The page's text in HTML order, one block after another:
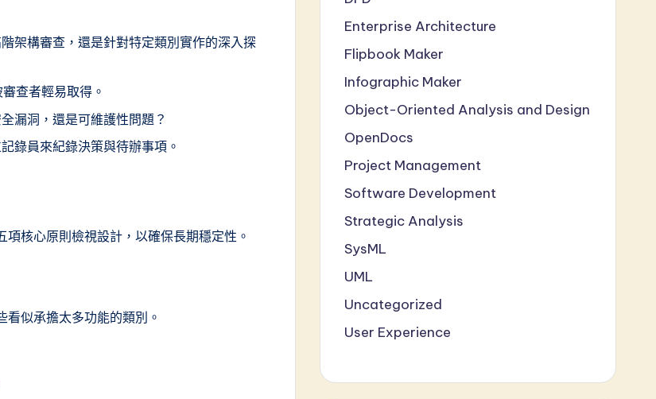
架構審查，還是針對特定類別實作的深入探
查者輕易取得。
漏洞，還是可維護性問題？
錄員來紀錄決策與待辦事項。
核心原則檢視設計，以確保長期穩定性。
似承擔太多功能的類別。
Enterprise Architecture
Flipbook Maker
Infographic Maker
Object-Oriented Analysis and Design
OpenDocs
Project Management
Software Development
Strategic Analysis
SysML
UML
Uncategorized
User Experience